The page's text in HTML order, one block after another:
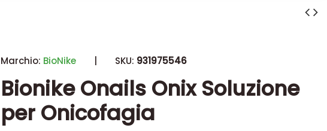
Marchio: BioNike | SKU: 931975546
Bionike Onails Onix Soluzione
per Onicofagia